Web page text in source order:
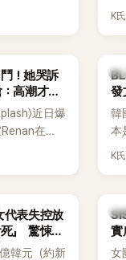
度坦承一段
印象深刻。
K
！她哭訴
高潮才是
〉近日爆
在
：
讓她至今
發
韓
本
K
代表失控放
」 驚悚錄
韓元（約新
實
女